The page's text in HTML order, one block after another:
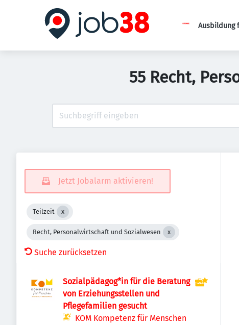
Ausbildung
55 Recht,
Jetzt Jobalarm aktivieren!
Teilzeit
Recht, Personalwirtschaft und Sozialwesen
Suche zurücksetzen
Sozialpädagog*in für die Beratung
von Erziehungsstellen und
Pflegefamilien gesucht
KOM Kompetenz für Menschen